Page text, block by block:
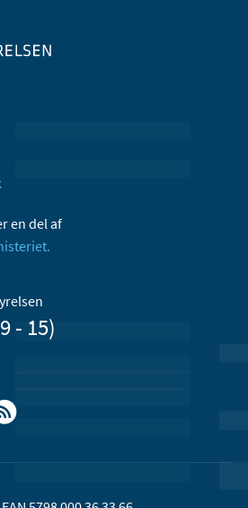
en del af
- 15)